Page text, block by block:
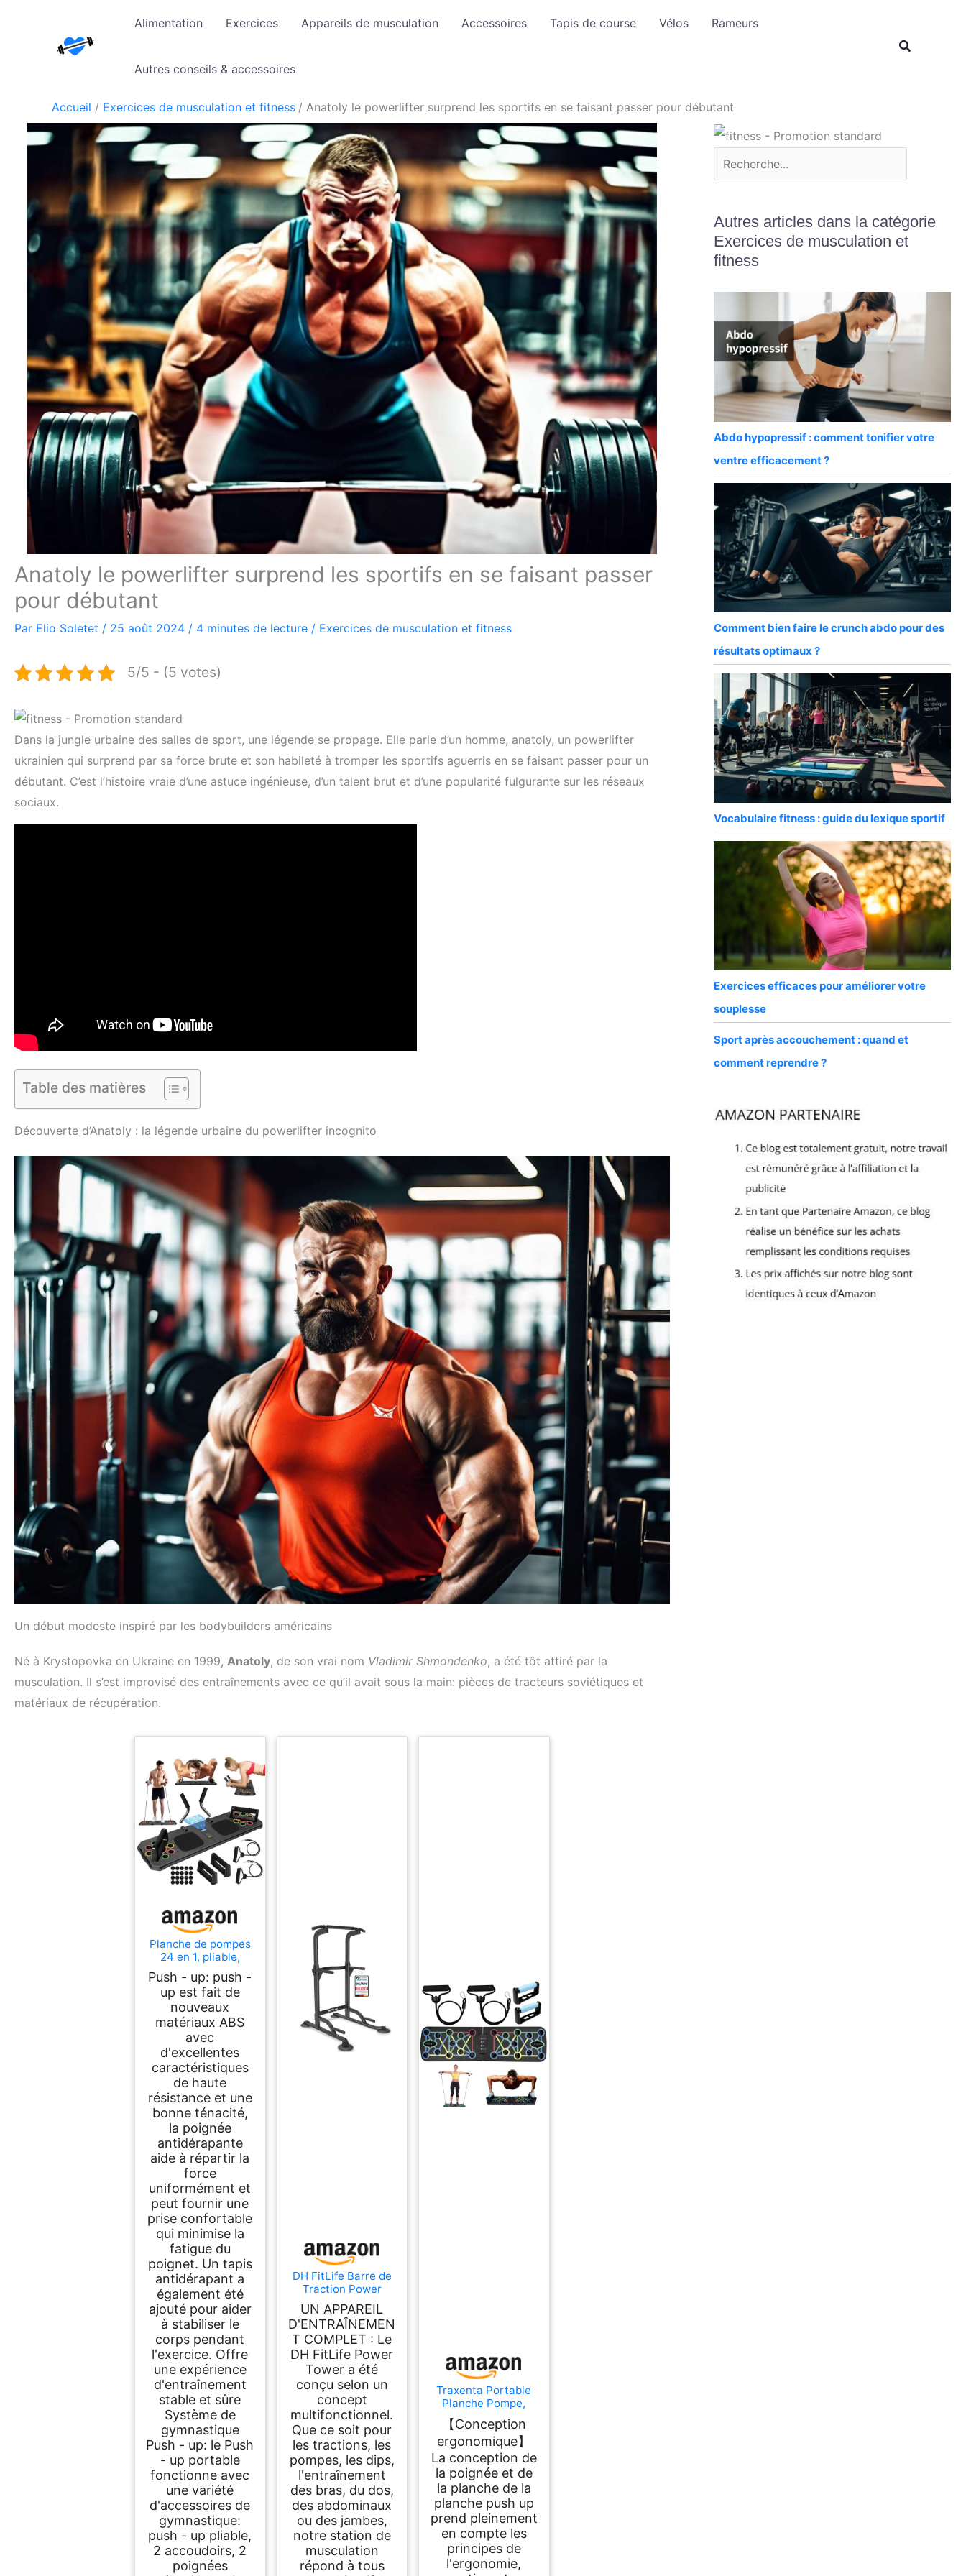
Alimentation Exercices Appareils de musculation Accessoires Tapis de course Vélos Rameurs
Autres conseils & accessoires
Accueil Exercices de musculation et fitness Anatoly le powerlifter surprend les sportifs en se faisant passer pour débutant
Anatoly le powerlifter surprend les sportifs en se faisant passer
pour débutant
Par Elio Soletet / 25 août 2024 / 4 minutes de lecture / Exercices de musculation et fitness
5/5 - (5 votes)
Dans la jungle urbaine des salles de sport, une légende se propage. Elle parle d’un homme, anatoly, un powerlifter
ukrainien qui surprend par sa force brute et son habileté à tromper les sportifs aguerris en se faisant passer pour un
débutant. C’est l’histoire vraie d’une astuce ingénieuse, d’un talent brut et d’une popularité fulgurante sur les réseaux
sociaux.
Table des matières
Découverte d’Anatoly : la légende urbaine du powerlifter incognito
Un début modeste inspiré par les bodybuilders américains
Né à Krystopovka en Ukraine en 1999, Anatoly, de son vrai nom Vladimir Shmondenko, a été tôt attiré par la
musculation. Il s’est improvisé des entraînements avec ce qu’il avait sous la main: pièces de tracteurs soviétiques et
matériaux de récupération.
Planche de pompes
24 en 1, pliable,
multifonction, pour
pompes - Pour bar,
maison,
gymnastique,
gymnastique -
Équipement de
fitness pour la
maison -
Entraînement de la
poitrine
Push - up: push -
up est fait de
nouveaux
matériaux ABS
avec
d'excellentes
caractéristiques
de haute
résistance et une
bonne ténacité,
la poignée
antidérapante
aide à répartir la
force
uniformément et
peut fournir une
prise confortable
qui minimise la
fatigue du
poignet. Un tapis
antidérapant a
également été
ajouté pour aider
à stabiliser le
corps pendant
l'exercice. Offre
une expérience
d'entraînement
stable et sûre
Système de
gymnastique
Push - up: le Push
- up portable
fonctionne avec
une variété
d'accessoires de
gymnastique:
push - up pliable,
2 accoudoirs, 2
poignées
DH FitLife Barre de
Traction Power
Tower 10 Niveaux,
Multifonction
UN APPAREIL
D'ENTRAÎNEMEN
T COMPLET : Le
DH FitLife Power
Tower a été
conçu selon un
concept
multifonctionnel.
Que ce soit pour
les tractions, les
pompes, les dips,
l'entraînement
des bras, du dos,
des abdominaux
ou des jambes,
notre station de
musculation
répond à tous
Traxenta Portable
Planche Pompe,
Planche Pompe
Musculation avec
Antiglisse Poignées,
Planche Push Up,
Push Up Board,
Push Up Board
Pliable avec 2 Bande
de Résistance, Push
Up Bar pour Muscles
Exercice
【Conception
ergonomique】
La conception de
la poignée et de
la planche de la
planche push up
prend pleinement
en compte les
principes de
l'ergonomie,
e
r
c
r
Autres articles dans la catégorie
Exercices de musculation et
fitness
Abdo hypopressif : comment tonifier votre
ventre efficacement ?
Comment bien faire le crunch abdo pour des
résultats optimaux ?
Vocabulaire fitness : guide du lexique sportif
Exercices efficaces pour améliorer votre
souplesse
Sport après accouchement : quand et
comment reprendre ?